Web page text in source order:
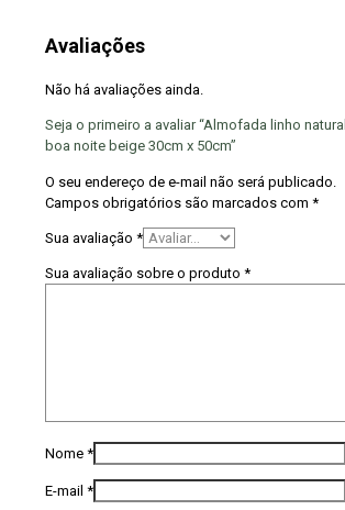
Avaliações
Não há avaliações ainda.
Seja o primeiro a avaliar “Almofada linho natural
boa noite beige 30cm x 50cm”
O seu endereço de e-mail não será publicado.
Campos obrigatórios são marcados com *
Sua avaliação *
Sua avaliação sobre o produto *
Nome *
E-mail *